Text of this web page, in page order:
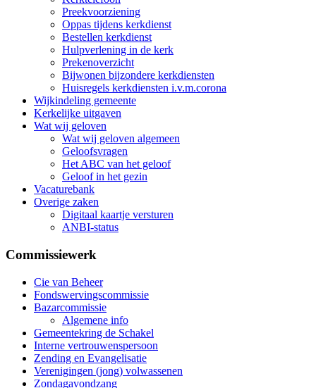
Preekvoorziening
Oppas tijdens kerkdienst
Bestellen kerkdienst
Hulpverlening in de kerk
Prekenoverzicht
Bijwonen bijzondere kerkdiensten
Huisregels kerkdiensten i.v.m.corona
Wijkindeling gemeente
Kerkelijke uitgaven
Wat wij geloven
Wat wij geloven algemeen
Geloofsvragen
Het ABC van het geloof
Geloof in het gezin
Vacaturebank
Overige zaken
Digitaal kaartje versturen
ANBI-status
Commissiewerk
Cie van Beheer
Fondswervingscommissie
Bazarcommissie
Algemene info
Gemeentekring de Schakel
Interne vertrouwenspersoon
Zending en Evangelisatie
Verenigingen (jong) volwassenen
Zondagavondzang